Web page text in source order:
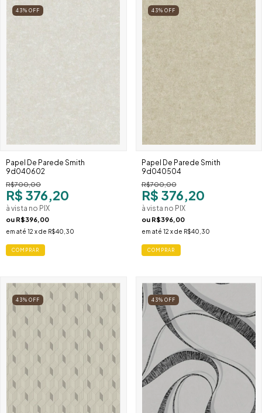
43% OFF
Papel De Parede Smith
9d040602
R$700,00
R$ 376,20
à vista no PIX
ou R$396,00
em até 12 x de R$40,30
COMPRAR
43% OFF
Papel De Parede Smith
9d040504
R$700,00
R$ 376,20
à vista no PIX
ou R$396,00
em até 12 x de R$40,30
COMPRAR
43% OFF 43% OFF